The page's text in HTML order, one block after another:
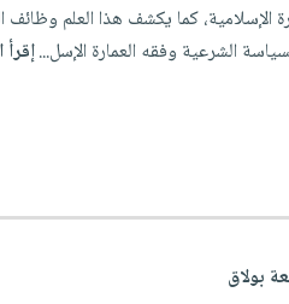
الإسلامية، كما يكشف هذا العلم وظائف
الشرعية وفقه العمارة الإسل...
بولاق